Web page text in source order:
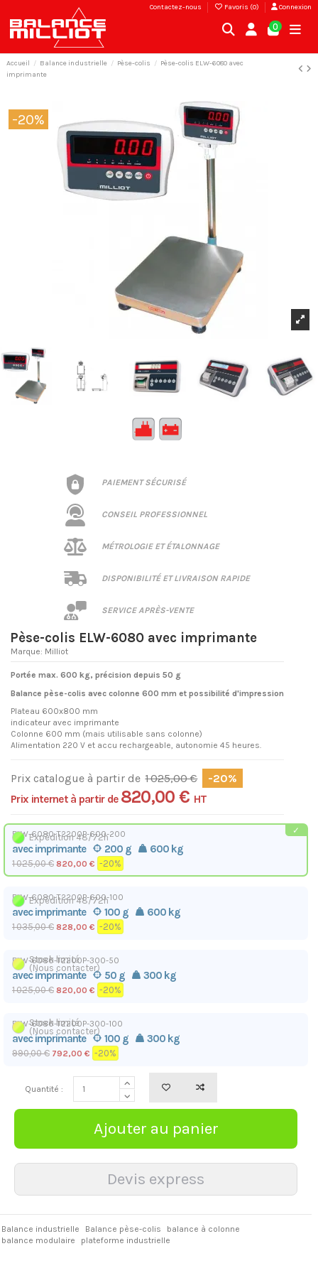
Contactez-nous Favoris (0) Connexion
0
Accueil Balance industrielle Pèse-colis
Pèse-colis ELW-6080 avec
imprimante
-20%
PAIEMENT SÉCURISÉ
CONSEIL PROFESSIONNEL
MÉTROLOGIE ET ÉTALONNAGE
DISPONIBILITÉ ET LIVRAISON RAPIDE
SERVICE APRÈS-VENTE
Pèse-colis ELW-6080 avec imprimante
Marque: Milliot
Portée max. 600 kg, précision depuis 50 g
Balance pèse-colis avec colonne 600 mm et possibilité d'impression
Plateau 600x800 mm
indicateur avec imprimante
Colonne 600 mm (mais utilisable sans colonne)
Alimentation 220 V et accu rechargeable, autonomie 45 heures.
Prix catalogue à partir de 1 025,00 € -20%
Prix internet à partir de 820,00 € HT
ELW-6080-T2200P-600-200
avec imprimante 200 g 600 kg
1 025,00 € 820,00 € -20%
Expédition 48/72h
ELW-6080-T2200P-600-100
avec imprimante 100 g 600 kg
1 035,00 € 828,00 € -20%
Expédition 48/72h
ELW-6080-T2200P-300-50
avec imprimante 50 g 300 kg
1 025,00 € 820,00 € -20%
Stock limité
(Nous contacter)
ELW-6080-T2200P-300-100
avec imprimante 100 g 300 kg
990,00 € 792,00 € -20%
Stock limité
(Nous contacter)
Quantité :
Balance industrielle Balance pèse-colis
balance à colonne
balance modulaire
plateforme industrielle